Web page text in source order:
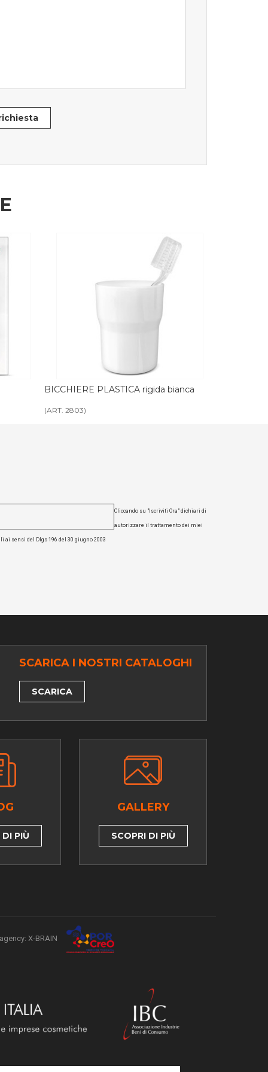
rigida bianca BICCHIERE PLASTICA rigida nera
(ART. 2804)
Cliccando su "Iscriviti Ora" dichiari di
autorizzare il trattamento dei miei
ai sensi del Dlgs 196 del 30 giugno 2003
SCARICA I NOSTRI CATALOGHI
SCARICA
DI PIÙ
GALLERY
SCOPRI DI PIÙ
X-BRAIN